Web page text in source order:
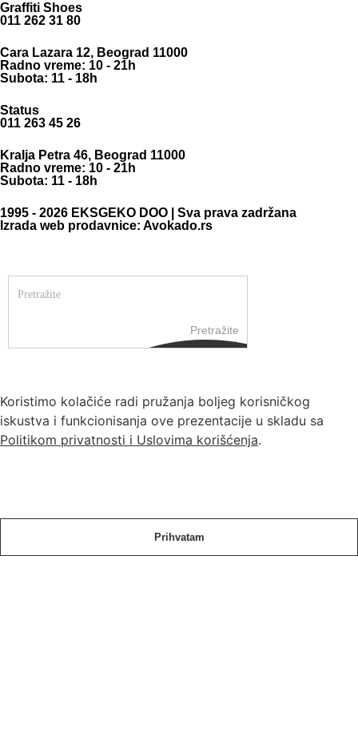
Graffiti Shoes
011 262 31 80
Cara Lazara 12, Beograd 11000
Radno vreme: 10 - 21h
Subota: 11 - 18h
Status
011 263 45 26
Kralja Petra 46, Beograd 11000
Radno vreme: 10 - 21h
Subota: 11 - 18h
1995 - 2026 EKSGEKO DOO | Sva prava zadržana
Izrada web prodavnice: Avokado.rs
Pretražite
Koristimo kolačiće radi pružanja boljeg korisničkog
iskustva i funkcionisanja ove prezentacije u skladu sa
Politikom privatnosti i Uslovima korišćenja.
Prihvatam